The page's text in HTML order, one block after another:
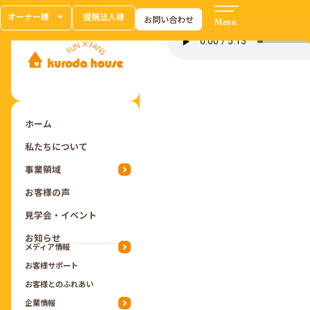
オーナー様 提携法人様 お問い合わせ
ホーム
私たちについて
事業領域
お客様の声
見学会・イベント
お知らせ
メディア情報
お客様サポート
お客様とのふれあい
企業情報